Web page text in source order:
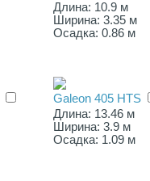
Длина: 10.9 м
Ширина: 3.35 м
Осадка: 0.86 м
Galeon 405 HTS
Длина: 13.46 м
Ширина: 3.9 м
Осадка: 1.09 м